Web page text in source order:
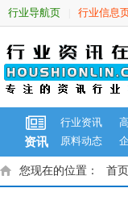
行业导航页 行业信息
资讯
行业资讯
原料动态
您现在的位置： 首页